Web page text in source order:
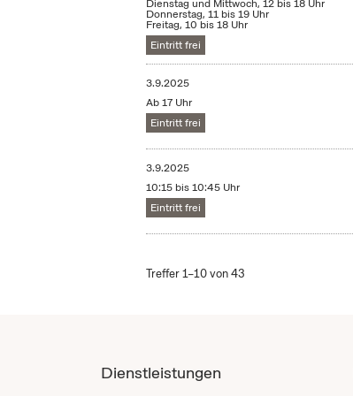
Dienstag und Mittwoch, 12 bis 18 Uhr
Donnerstag, 11 bis 19 Uhr
Freitag, 10 bis 18 Uhr
Eintritt frei
3.9.2025
Ab 17 Uhr
Eintritt frei
3.9.2025
10:15 bis 10:45 Uhr
Eintritt frei
Treffer 1–10 von 43
Dienstleistungen